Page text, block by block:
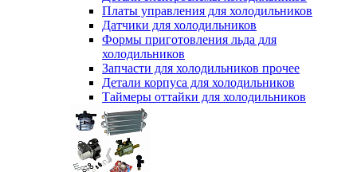
Платы управления для холодильников
Датчики для холодильников
Формы приготовления льда для
холодильников
Запчасти для холодильников прочее
Детали корпуса для холодильников
Таймеры оттайки для холодильников